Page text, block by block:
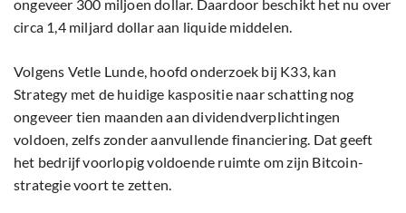
ongeveer 300 miljoen dollar. Daardoor beschikt het nu over
circa 1,4 miljard dollar aan liquide middelen.
Volgens Vetle Lunde, hoofd onderzoek bij K33, kan
Strategy met de huidige kaspositie naar schatting nog
ongeveer tien maanden aan dividendverplichtingen
voldoen, zelfs zonder aanvullende financiering. Dat geeft
het bedrijf voorlopig voldoende ruimte om zijn Bitcoin-
strategie voort te zetten.